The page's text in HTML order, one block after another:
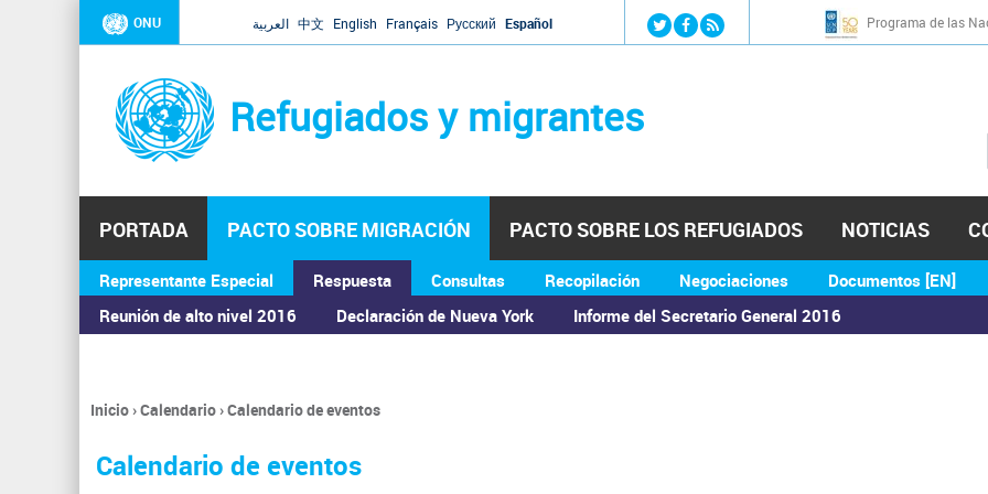
Jump to navigation
ONU العربية 中文 English Français Русский Español Programa de las
Refugiados y migrantes
PORTADA PACTO SOBRE MIGRACIÓN
Representante Especial
Respuesta
Reunión de alto nivel 2016
Declaración de Nueva York Informe del Secretario General 2016
Consultas Recopilación Negociaciones Documentos [EN]
PACTO SOBRE LOS REFUGIADOS NOTICIAS
ASAMBLEA GENERAL
Se
encuentra
usted
Inicio›Calendario›Calendario de eventos
Calendario de eventos